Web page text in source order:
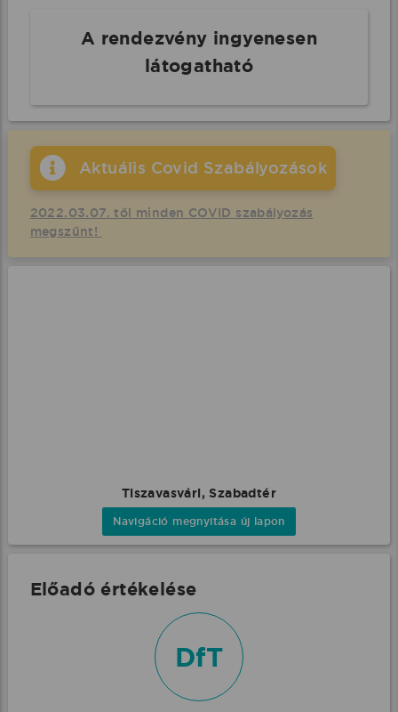
A rendezvény ingyenesen
látogatható
Aktuális Covid Szabályozások
2022.03.07. től minden COVID szabályozás
megszűnt!
Tiszavasvári, Szabadtér
Navigáció megnyitása új lapon
Előadó értékelése
DfT